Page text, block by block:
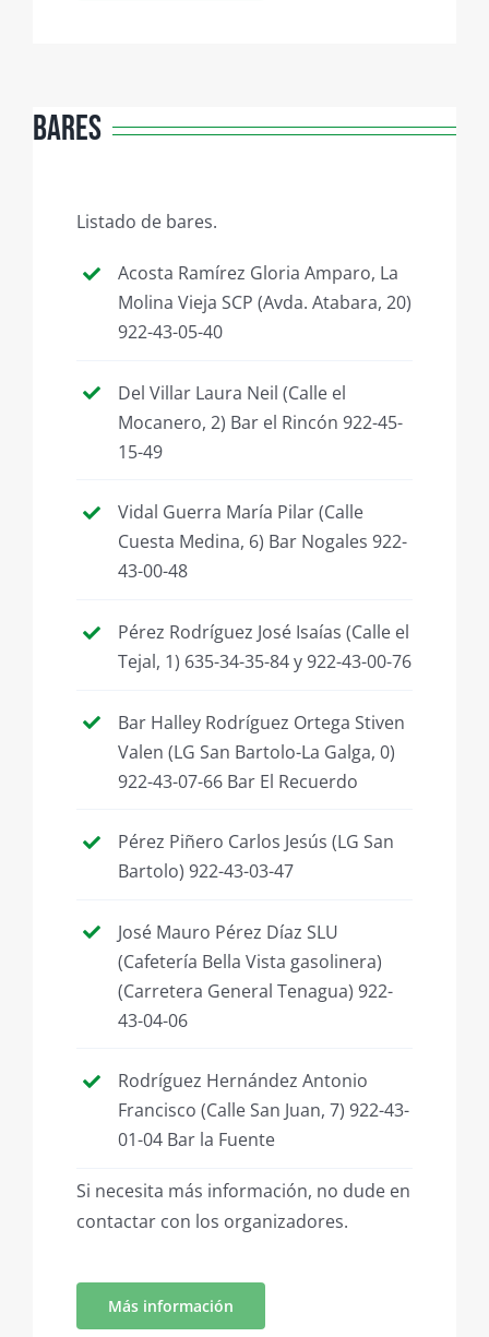
Bares
Listado de bares.
Acosta Ramírez Gloria Amparo, La
Molina Vieja SCP (Avda. Atabara, 20)
922-43-05-40
Del Villar Laura Neil (Calle el
Mocanero, 2) Bar el Rincón 922-45-
15-49
Vidal Guerra María Pilar (Calle
Cuesta Medina, 6) Bar Nogales 922-
43-00-48
Pérez Rodríguez José Isaías (Calle el
Tejal, 1) 635-34-35-84 y 922-43-00-76
Bar Halley Rodríguez Ortega Stiven
Valen (LG San Bartolo-La Galga, 0)
922-43-07-66 Bar El Recuerdo
Pérez Piñero Carlos Jesús (LG San
Bartolo) 922-43-03-47
José Mauro Pérez Díaz SLU
(Cafetería Bella Vista gasolinera)
(Carretera General Tenagua) 922-
43-04-06
Rodríguez Hernández Antonio
Francisco (Calle San Juan, 7) 922-43-
01-04 Bar la Fuente
Si necesita más información, no dude en
contactar con los organizadores.
Más información